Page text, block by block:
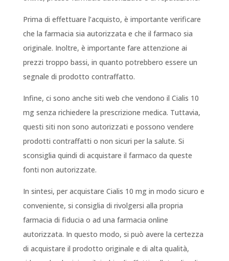
Prima di effettuare l’acquisto, è importante verificare
che la farmacia sia autorizzata e che il farmaco sia
originale. Inoltre, è importante fare attenzione ai
prezzi troppo bassi, in quanto potrebbero essere un
segnale di prodotto contraffatto.
Infine, ci sono anche siti web che vendono il Cialis 10
mg senza richiedere la prescrizione medica. Tuttavia,
questi siti non sono autorizzati e possono vendere
prodotti contraffatti o non sicuri per la salute. Si
sconsiglia quindi di acquistare il farmaco da queste
fonti non autorizzate.
In sintesi, per acquistare Cialis 10 mg in modo sicuro e
conveniente, si consiglia di rivolgersi alla propria
farmacia di fiducia o ad una farmacia online
autorizzata. In questo modo, si può avere la certezza
di acquistare il prodotto originale e di alta qualità,